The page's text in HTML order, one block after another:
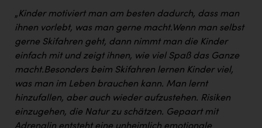
„Kinder motiviert man am besten dadurch, dass man
ihnen vorlebt, was man gerne macht.Wenn man selbst
gerne Skifahren geht, dann nimmt man die Kinder
einfach mit und zeigt ihnen, wie viel Spaß das Ganze
macht.Besonders beim Skifahren lernen Kinder viel,
was man im Leben brauchen kann. Man lernt
hinzufallen, aber auch wieder aufzustehen. Risiken
einzugehen, die Natur zu schätzen. Gepaart mit